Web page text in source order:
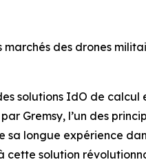
des drones
solutions IdO de
Gremsy, l’un des
sa longue expérience
cette solution